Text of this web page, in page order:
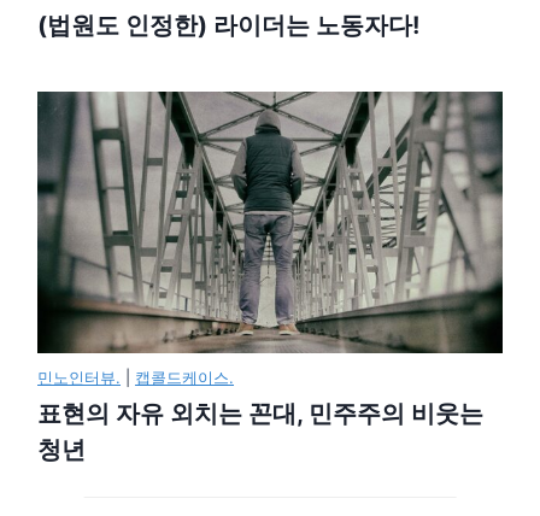
(법원도 인정한) 라이더는 노동자다!
민노인터뷰. 캡콜드케이스.
표현의 자유 외치는 꼰대, 민주주의 비웃는
청년